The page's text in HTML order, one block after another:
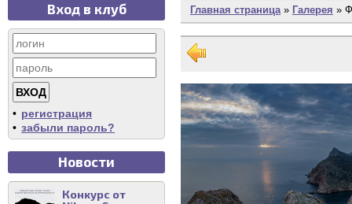
Вход в клуб
• регистрация
• забыли пароль?
Новости
Конкурс от
Главная страница» Галерея »